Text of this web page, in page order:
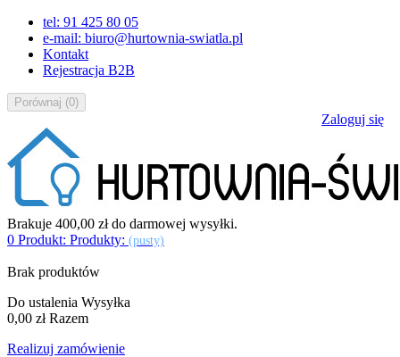
tel: 91 425 80 05
e-mail: biuro@hurtownia-swiatla.pl
Kontakt
Rejestracja B2B
Porównaj (0)
Zaloguj się
Brakuje 400,00 złdo darmowej wysyłki.
0 Produkt: Produkty: (pusty)
Brak produktów
Do ustalenia Wysyłka
0,00 zł Razem
Realizuj zamówienie